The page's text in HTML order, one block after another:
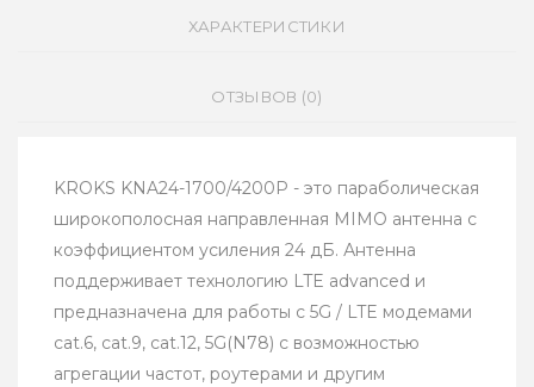
ХАРАКТЕРИСТИКИ
ОТЗЫВОВ (0)
KROKS KNA24-1700/4200P - это параболическая
широкополосная направленная MIMO антенна с
коэффициентом усиления 24 дБ. Антенна
поддерживает технологию LTE advanced и
предназначена для работы с 5G / LTE модемами
cat.6, cat.9, cat.12, 5G(N78) с возможностью
агрегации частот, роутерами и другим